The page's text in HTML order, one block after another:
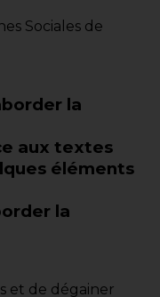
Sociales de
la
aux textes
éléments
la
et de dégainer